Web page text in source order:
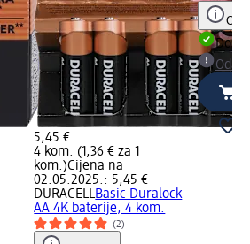
5,45 €
4 kom. (1,36 € za 1
kom.)Cijena na
02.05.2025.: 5,45 €
DURACELLBasic Duralock
AA 4K baterije, 4 kom.
(2)